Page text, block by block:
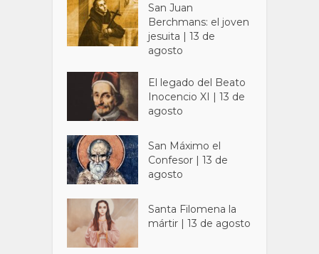
San Juan
Berchmans: el joven
jesuita | 13 de
agosto
El legado del Beato
Inocencio XI | 13 de
agosto
San Máximo el
Confesor | 13 de
agosto
Santa Filomena la
mártir | 13 de agosto